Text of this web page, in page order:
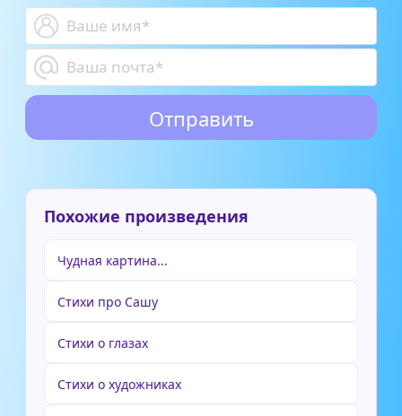
Похожие произведения
Чудная картина...
Стихи про Сашу
Стихи о глазах
Стихи о художниках